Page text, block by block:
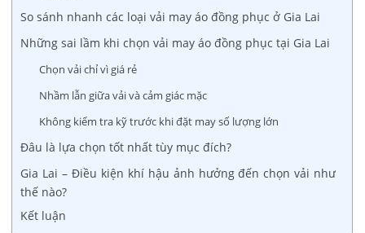
So sánh nhanh các loại vải may áo đồng phục ở Gia Lai
Những sai lầm khi chọn vải may áo đồng phục tại Gia Lai
Chọn vải chỉ vì giá rẻ
Nhầm lẫn giữa vải và cảm giác mặc
Không kiểm tra kỹ trước khi đặt may số lượng lớn
Đâu là lựa chọn tốt nhất tùy mục đích?
Gia Lai – Điều kiện khí hậu ảnh hưởng đến chọn vải như
thế nào?
Kết luận